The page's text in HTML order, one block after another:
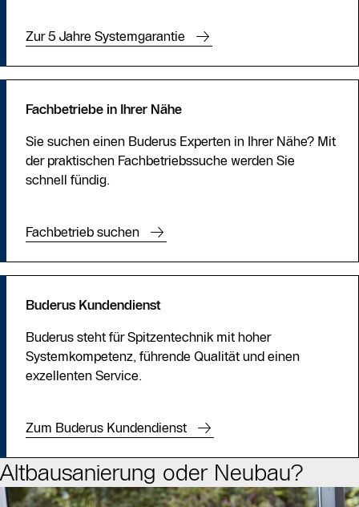
Zur 5 Jahre Systemgarantie
Fachbetriebe in Ihrer Nähe
Sie suchen einen Buderus Experten in Ihrer Nähe? Mit
der praktischen Fachbetriebssuche werden Sie
schnell fündig.
Fachbetrieb suchen
Buderus Kundendienst
Buderus steht für Spitzentechnik mit hoher
Systemkompetenz, führende Qualität und einen
exzellenten Service.
Zum Buderus Kundendienst
Altbausanierung oder Neubau?